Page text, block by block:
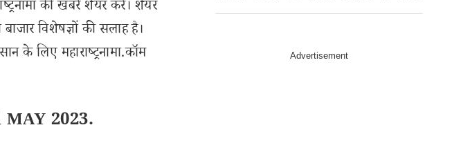
की खबरें शेयर करें। शेयर
विशेषज्ञों की सलाह है।
के लिए महाराष्ट्रनामा.कॉम
MAY 2023.
का रेट